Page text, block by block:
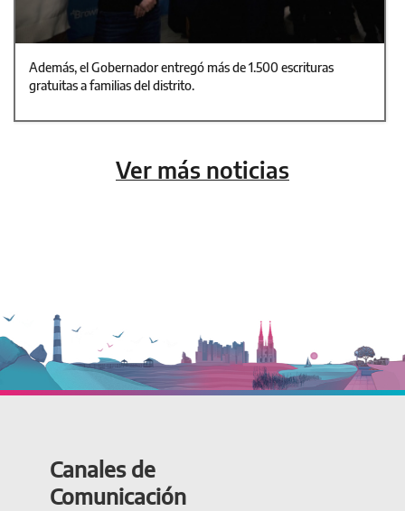
Además, el Gobernador entregó más de 1.500 escrituras
gratuitas a familias del distrito.
Ver más noticias
Canales de
Comunicación